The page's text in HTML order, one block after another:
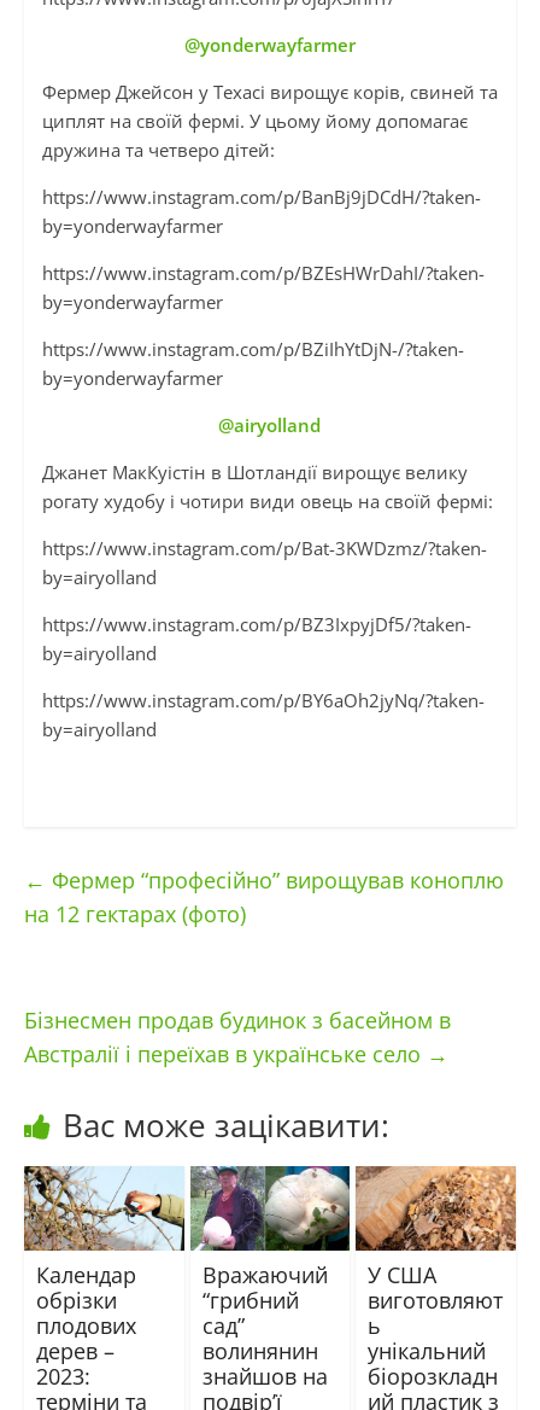
@yonderwayfarmer
Фермер Джейсон у Техасі вирощує корів, свиней та
циплят на своїй фермі. У цьому йому допомагає
дружина та четверо дітей:
https://www.instagram.com/p/BanBj9jDCdH/?taken-
by=yonderwayfarmer
https://www.instagram.com/p/BZEsHWrDahI/?taken-
by=yonderwayfarmer
https://www.instagram.com/p/BZiIhYtDjN-/?taken-
by=yonderwayfarmer
@airyolland
Джанет МакКуістін в Шотландії вирощує велику
рогату худобу і чотири види овець на своїй фермі:
https://www.instagram.com/p/Bat-3KWDzmz/?taken-
by=airyolland
https://www.instagram.com/p/BZ3IxpyjDf5/?taken-
by=airyolland
https://www.instagram.com/p/BY6aOh2jyNq/?taken-
by=airyolland
← Фермер “професійно” вирощував коноплю
на 12 гектарах (фото)
Бізнесмен продав будинок з басейном в
Австралії і переїхав в українське село →
Вас може зацікавити:
Календар
обрізки
плодових
дерев –
2023:
терміни та
Вражаючий
“грибний
сад”
волинянин
знайшов на
подвір’ї
У США
виготовляют
ь
унікальний
біорозкладн
ий пластик з